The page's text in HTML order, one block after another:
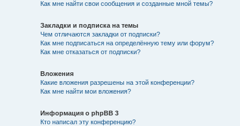
Как мне найти свои сообщения и созданные мной темы?
Закладки и подписка на темы
Чем отличаются закладки от подписки?
Как мне подписаться на определённую тему или форум?
Как мне отказаться от подписки?
Вложения
Какие вложения разрешены на этой конференции?
Как мне найти мои вложения?
Информация о phpBB 3
Кто написал эту конференцию?